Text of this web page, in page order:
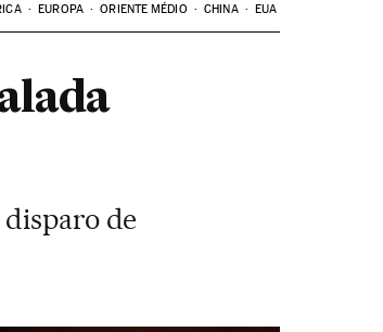
EUROPA ORIENTE MÉDIO CHINA EUA
de